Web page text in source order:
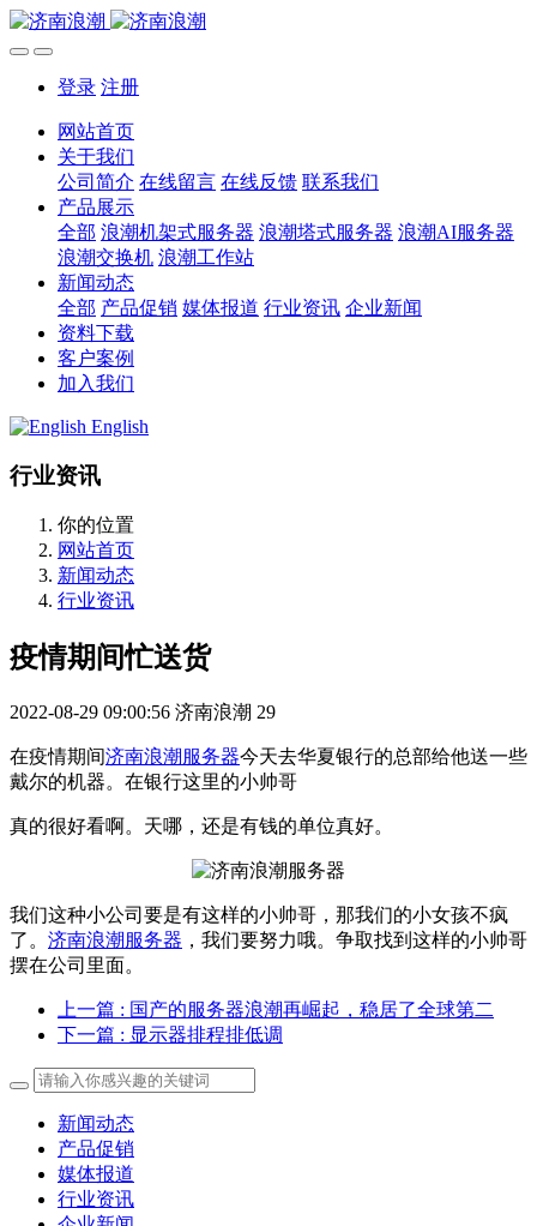
登录 注册
网站首页
关于我们
公司简介 在线留言 在线反馈 联系我们
产品展示
全部 浪潮机架式服务器 浪潮塔式服务器 浪潮AI服务器
浪潮交换机 浪潮工作站
新闻动态
全部 产品促销 媒体报道 行业资讯 企业新闻
资料下载
客户案例
加入我们
English
行业资讯
你的位置
网站首页
新闻动态
行业资讯
疫情期间忙送货
2022-08-29 09:00:56 济南浪潮 29
在疫情期间济南浪潮服务器今天去华夏银行的总部给他送一些
戴尔的机器。在银行这里的小帅哥
真的很好看啊。天哪，还是有钱的单位真好。
我们这种小公司要是有这样的小帅哥，那我们的小女孩不疯
了。 济南浪潮服务器 ，我们要努力哦。争取找到这样的小帅哥
摆在公司里面。
上一篇 : 国产的服务器浪潮再崛起，稳居了全球第二
下一篇 : 显示器排程排低调
新闻动态
产品促销
媒体报道
行业资讯